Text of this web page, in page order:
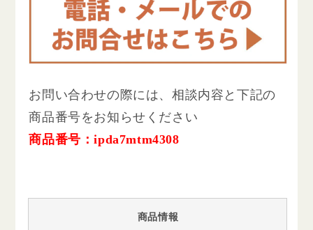
お問い合わせの際には、相談内容と下記の
商品番号をお知らせください
商品番号：ipda7mtm4308
商品情報